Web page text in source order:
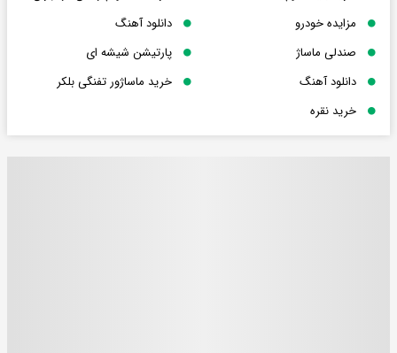
مزایده خودرو
دانلود آهنگ
صندلی ماساژ
پارتیشن شیشه ای
دانلود آهنگ
خرید ماساژور تفنگی بلکر
خرید نقره